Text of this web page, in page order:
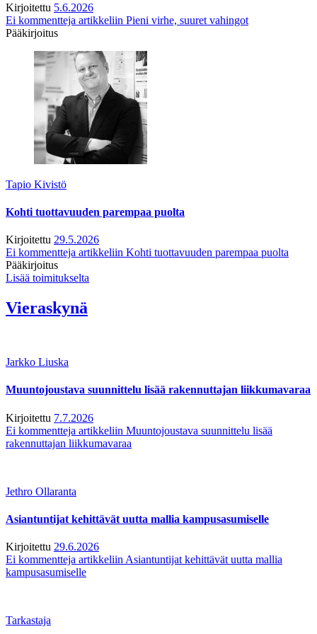
Kirjoitettu 5.6.2026
Ei kommentteja artikkeliin Pieni virhe, suuret vahingot
Pääkirjoitus
Tapio Kivistö
Kohti tuottavuuden parempaa puolta
Kirjoitettu 29.5.2026
Ei kommentteja artikkeliin Kohti tuottavuuden parempaa puolta
Pääkirjoitus
Lisää toimitukselta
Vieraskynä
Jarkko Liuska
Muuntojoustava suunnittelu lisää rakennuttajan liikkumavaraa
Kirjoitettu 7.7.2026
Ei kommentteja artikkeliin Muuntojoustava suunnittelu lisää
rakennuttajan liikkumavaraa
Jethro Ollaranta
Asiantuntijat kehittävät uutta mallia kampusasumiselle
Kirjoitettu 29.6.2026
Ei kommentteja artikkeliin Asiantuntijat kehittävät uutta mallia
kampusasumiselle
Tarkastaja